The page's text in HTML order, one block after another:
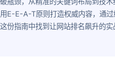
E-E-A-T原则打造权威内容，通
份指南中找到让网站排名飙升的实